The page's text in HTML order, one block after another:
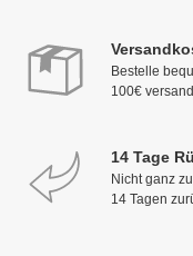
Bestelle
100€
14 Tage
Nicht ganz
14 Tagen